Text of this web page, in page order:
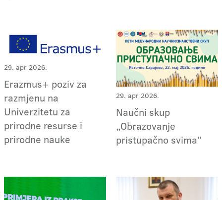
29. apr 2026.
Erazmus+ poziv za
razmjenu na
Univerzitetu za
prirodne resurse i
prirodne nauke
29. apr 2026.
Naučni skup
„Obrazovanje
pristupačno svima”